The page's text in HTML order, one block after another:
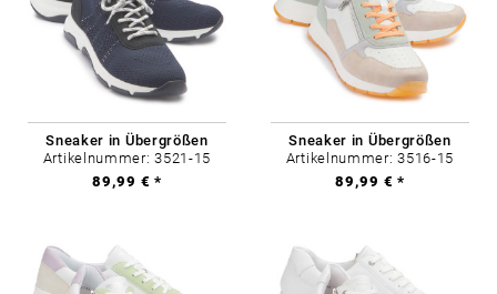
Sneaker in Übergrößen
Artikelnummer: 3521-15
89,99 € *
Sneaker in Übergrößen
Artikelnummer: 3516-15
89,99 € *